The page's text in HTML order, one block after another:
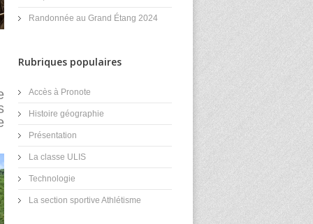
Randonnée au Grand Étang 2024
Rubriques populaires
Accès à Pronote
Histoire géographie
Présentation
La classe ULIS
Technologie
La section sportive Athlétisme